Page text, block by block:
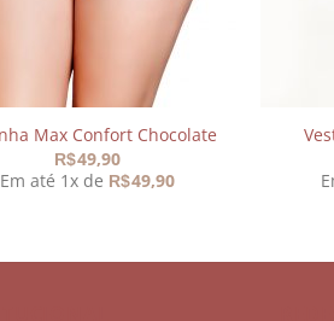
Max Confort Chocolate
R$49,90
Em até 1x de R$49,90